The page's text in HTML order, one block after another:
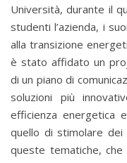
Università, durante il
studenti l’azienda, i
alla transizione
è stato affidato un
di un piano di
soluzioni più
efficienza energetica
quello di stimolare dei
queste tematiche,